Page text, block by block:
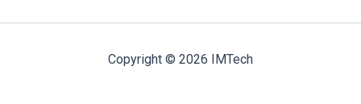
Copyright © 2026 IMTech